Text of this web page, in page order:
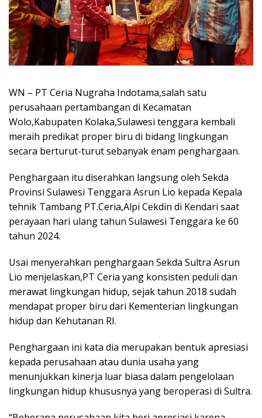
WN – PT Ceria Nugraha Indotama,salah satu
perusahaan pertambangan di Kecamatan
Wolo,Kabupaten Kolaka,Sulawesi tenggara kembali
meraih predikat proper biru di bidang lingkungan
secara berturut-turut sebanyak enam penghargaan.
Penghargaan itu diserahkan langsung oleh Sekda
Provinsi Sulawesi Tenggara Asrun Lio kepada Kepala
tehnik Tambang PT.Ceria,Alpi Cekdin di Kendari saat
perayaan hari ulang tahun Sulawesi Tenggara ke 60
tahun 2024.
Usai menyerahkan penghargaan Sekda Sultra Asrun
Lio menjelaskan,PT Ceria yang konsisten peduli dan
merawat lingkungan hidup, sejak tahun 2018 sudah
mendapat proper biru dari Kementerian lingkungan
hidup dan Kehutanan RI.
Penghargaan ini kata dia merupakan bentuk apresiasi
kepada perusahaan atau dunia usaha yang
menunjukkan kinerja luar biasa dalam pengelolaan
lingkungan hidup khususnya yang beroperasi di Sultra.